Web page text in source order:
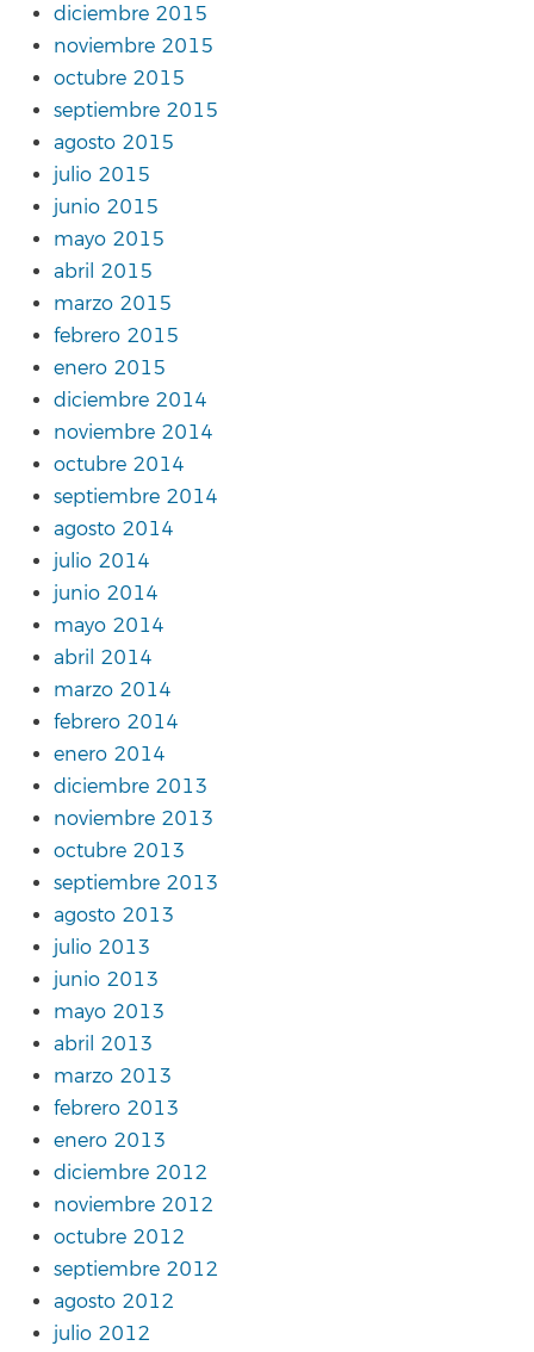
diciembre 2015
noviembre 2015
octubre 2015
septiembre 2015
agosto 2015
julio 2015
junio 2015
mayo 2015
abril 2015
marzo 2015
febrero 2015
enero 2015
diciembre 2014
noviembre 2014
octubre 2014
septiembre 2014
agosto 2014
julio 2014
junio 2014
mayo 2014
abril 2014
marzo 2014
febrero 2014
enero 2014
diciembre 2013
noviembre 2013
octubre 2013
septiembre 2013
agosto 2013
julio 2013
junio 2013
mayo 2013
abril 2013
marzo 2013
febrero 2013
enero 2013
diciembre 2012
noviembre 2012
octubre 2012
septiembre 2012
agosto 2012
julio 2012